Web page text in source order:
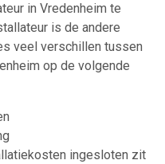
in Vredenheim te
is de andere
veel verschillen tussen
op de volgende
ingesloten zit